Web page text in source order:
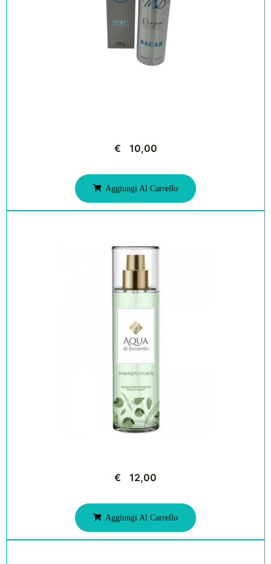
€ 10,00
Aggiungi Al Carrello
€ 12,00
Aggiungi Al Carrello